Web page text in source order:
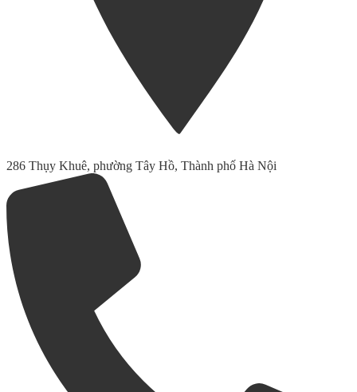
286 Thụy Khuê, phường Tây Hồ, Thành phố Hà Nội